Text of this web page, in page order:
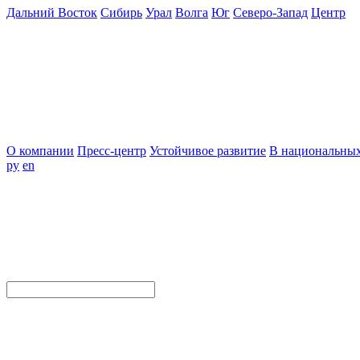
Дальний Восток Сибирь Урал Волга Юг Северо-Запад Центр
О компании Пресс-центр Устойчивое развитие В
ру en